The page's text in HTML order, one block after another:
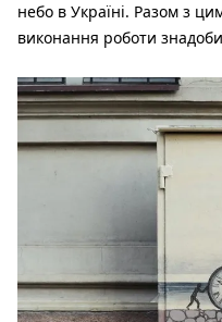
небо в Україні. Разом з
виконання роботи